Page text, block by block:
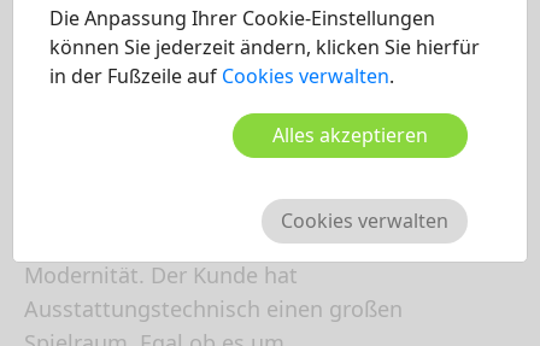
Die Anpassung Ihrer Cookie-Einstellungen
können Sie jederzeit ändern, klicken Sie hierfür
in der Fußzeile auf Cookies verwalten.
Alles akzeptieren
Cookies verwalten
Der Renault Zoe ist unserer Meinung nach ein
gelungenes kleines Elektroauto. Auch die
sind gut und verleihen dem bereits sieben Jahre
alten Kleinwagen wieder eine neue Frische und
Modernität. Der Kunde hat
Ausstattungstechnisch einen großen